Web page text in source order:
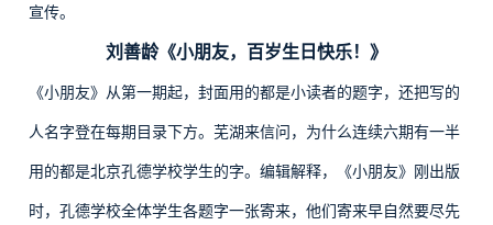
宣传。
刘善龄《小朋友，百岁生日快乐！》
《小朋友》从第一期起，封面用的都是小读者的题字，还把写的
人名字登在每期目录下方。芜湖来信问，为什么连续六期有一半
用的都是北京孔德学校学生的字。编辑解释，《小朋友》刚出版
时，孔德学校全体学生各题字一张寄来，他们寄来早自然要尽先